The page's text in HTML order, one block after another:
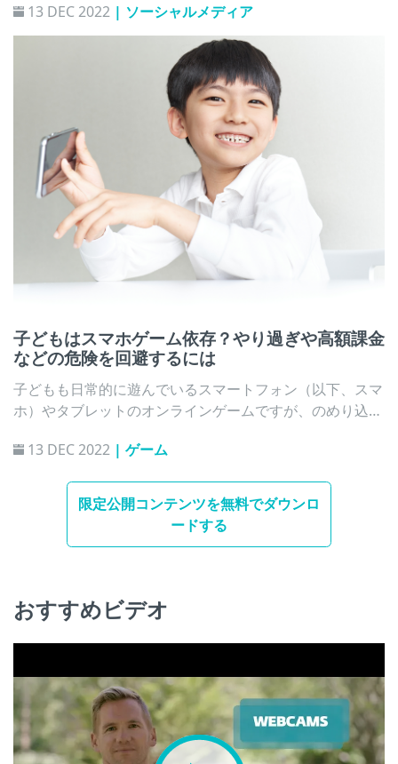
します。 総務省（2022）「令和3年度 情報通信メディ
アの利用時間と情報行動に関する調査」によると、インタ
ーネット利用項目のうち10代が最も時間を費やしているの
は、「動画投稿・共有サービスを見る」で、平日で89.3
分、休日で129.9分でした。内閣府調査の「令和3年度 青
少年のインターネット利用環境実態調査」でも、インター
ネットを利用している13歳以上の子どもの90.3%が「動画
を見る」と回答しています。また、低年齢層（0歳から9
歳）の子どもを対象とした保護者への調査の結果、94.0%
の子どもが「動画を見る」目的でインターネットを利用し
ていました。ここから、どの年齢の子どもも日常的に動画
視聴を楽しんでいる様子が伺えます。
13 DEC 2022 | ソーシャルメディア
子どもはスマホゲーム依存？やり過ぎや高額課金
などの危険を回避するには
子どもも日常的に遊んでいるスマートフォン（以下、スマ
ホ）やタブレットのオンラインゲームですが、のめり込み
13 DEC 2022 | ゲーム
限定公開コンテンツを無料でダウンロ
ードする
おすすめビデオ